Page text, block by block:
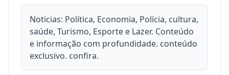
Noticias: Política, Economia, Polícia, cultura,
saúde, Turismo, Esporte e Lazer. Conteúdo
e informação com profundidade. conteúdo
exclusivo. confira.